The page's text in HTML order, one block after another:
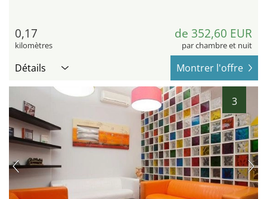
0,17
kilomètres
de 352,60 EUR
par chambre et nuit
Détails Montrer l'offre
3